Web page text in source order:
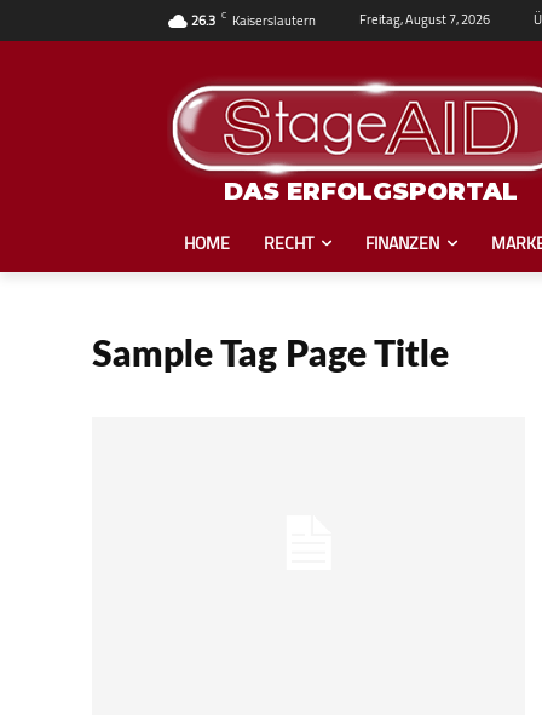
26.3 C Kaiserslautern Freitag, August 7, 2026
DAS ERFOLGSPORTAL
HOME RECHT FINANZEN
Sample Tag Page Title